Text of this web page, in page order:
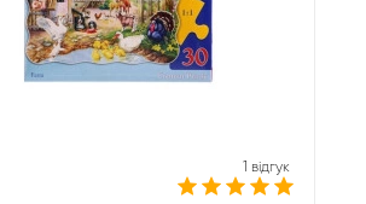
1 відгук